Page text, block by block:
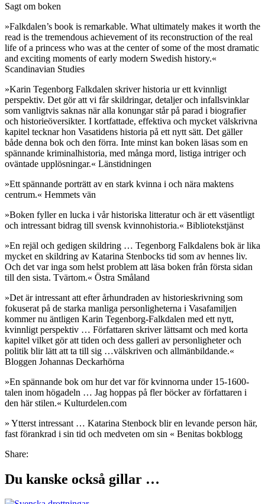
Sagt om boken
»Falkdalen’s book is remarkable. What ultimately makes it worth the
read is the tremendous achievement of its reconstruction of the real
life of a princess who was at the center of some of the most dramatic
and exciting moments of early modern Swedish history.«
Scandinavian Studies
»Karin Tegenborg Falkdalen skriver historia ur ett kvinnligt
perspektiv. Det gör att vi får skildringar, detaljer och infallsvinklar
som vanligtvis saknas när alla konungar står på parad i biografier
och historieöversikter. I kortfattade, effektiva och mycket välskrivna
kapitel tecknar hon Vasatidens historia på ett nytt sätt. Det gäller
både denna bok och den förra. Inte minst kan boken läsas som en
spännande kriminalhistoria, med många mord, listiga intriger och
oväntade upplösningar.« Länstidningen
»Ett spännande porträtt av en stark kvinna i och nära maktens
centrum.« Hemmets vän
»Boken fyller en lucka i vår historiska litteratur och är ett väsentligt
och intressant bidrag till svensk kvinnohistoria.« Bibliotekstjänst
»En rejäl och gedigen skildring … Tegenborg Falkdalens bok är lika
mycket en skildring av Katarina Stenbocks tid som av hennes liv.
Och det var inga som helst problem att läsa boken från första sidan
till den sista. Tvärtom.« Östra Småland
»Det är intressant att efter århundraden av historieskrivning som
fokuserat på de starka manliga personligheterna i Vasafamiljen
kommer nu äntligen Karin Tegenborg-Falkdalen med ett nytt,
kvinnligt perspektiv … Författaren skriver lättsamt och med korta
kapitel vilket gör att tiden och dess galleri av personligheter och
politik blir lätt att ta till sig …välskriven och allmänbildande.«
Bloggen Johannas Deckarhörna
»En spännande bok om hur det var för kvinnorna under 15-1600-
talen inom högadeln … Jag hoppas på fler böcker av författaren i
den här stilen.« Kulturdelen.com
» Ytterst intressant … Katarina Stenbock blir en levande person här,
fast förankrad i sin tid och medveten om sin « Benitas bokblogg
Share:
Du kanske också gillar …